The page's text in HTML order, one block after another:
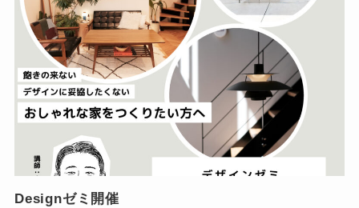
Designゼミ開催